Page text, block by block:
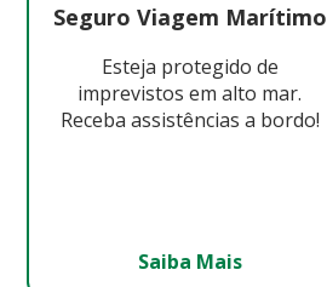
Seguro Viagem Marítimo
Esteja protegido de
imprevistos em alto mar.
Receba assistências a bordo!
Saiba Mais